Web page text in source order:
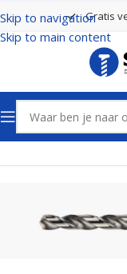
Skip to navigation
Skip to main content
Gratis
Home Boren